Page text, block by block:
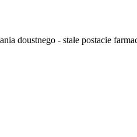
doustnego - stałe postacie